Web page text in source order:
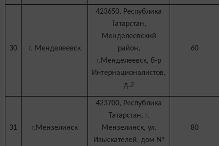
30 г. Менделеевск
423650, Республика
Татарстан,
Менделеевский
район,
г.Менделеевск, б-р
Интернационалистов,
д.2
60
31 г.Мензелинск
423700, Республика
Татарстан, г.
Мензелинск, ул.
Изыскателей, дом №
80